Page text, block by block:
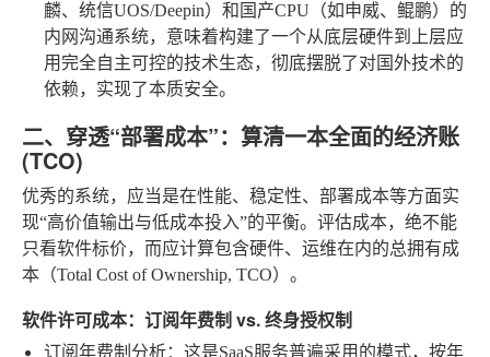
麟、统信UOS/Deepin）和国产CPU（如申威、鲲鹏）的
内网沟通系统，意味着构建了一个从底层硬件到上层应
用完全自主可控的技术生态，彻底摆脱了对国外技术的
依赖，实现了本质安全。
二、穿透“部署成本”：算清一本全面的经济账
(TCO)
优秀的系统，应当是在性能、稳定性、部署成本等方面实
现“高价值输出与低成本投入”的平衡。评估成本，绝不能
只看软件标价，而应计算包含硬件、运维在内的总拥有成
本（Total Cost of Ownership, TCO）。
软件许可成本：订阅年费制 vs. 终身授权制
订阅年费制分析：这是SaaS服务普遍采用的模式，按年